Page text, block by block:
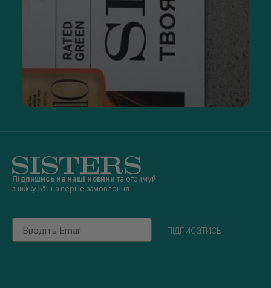
Підпишись на наші новини та отримуй
знижку 5% на перше замовлення
Email
підписатись